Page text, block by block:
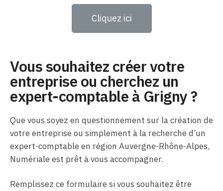
Cliquez ici
Vous souhaitez créer votre
entreprise ou cherchez un
expert-comptable à Grigny ?
Que vous soyez en questionnement sur la création de
votre entreprise ou simplement à la recherche d’un
expert-comptable en région Auvergne-Rhône-Alpes,
Numériale est prêt à vous accompagner.
Remplissez ce formulaire si vous souhaitez être